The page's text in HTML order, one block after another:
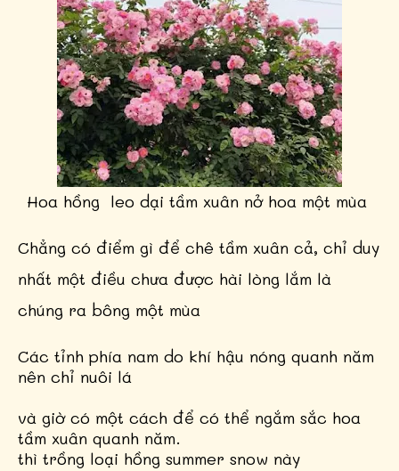
Hoa hồng leo dại tầm xuân nở hoa một mùa
Chẳng có điểm gì để chê tầm xuân cả, chỉ duy
nhất một điều chưa được hài lòng lắm là
chúng ra bông một mùa
Các tỉnh phía nam do khí hậu nóng quanh năm
nên chỉ nuôi lá
và giờ có một cách để có thể ngắm sắc hoa
tầm xuân quanh năm.
thì trồng loại hồng summer snow này